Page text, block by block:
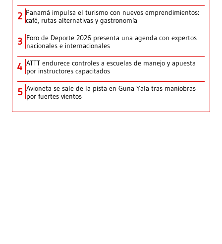
2 Panamá impulsa el turismo con nuevos emprendimientos:
café, rutas alternativas y gastronomía
3 Foro de Deporte 2026 presenta una agenda con expertos
nacionales e internacionales
4 ATTT endurece controles a escuelas de manejo y apuesta
por instructores capacitados
5 Avioneta se sale de la pista en Guna Yala tras maniobras
por fuertes vientos